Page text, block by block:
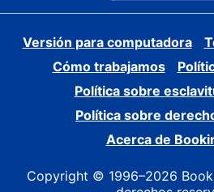
Versión para computadora
Cómo trabajamos
Política sobre
Política sobre
Acerca de
Copyright © 1996–2026